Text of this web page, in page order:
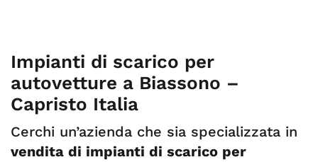
Impianti di scarico per
autovetture a Biassono –
Capristo Italia
Cerchi un’azienda che sia specializzata in
vendita di impianti di scarico per